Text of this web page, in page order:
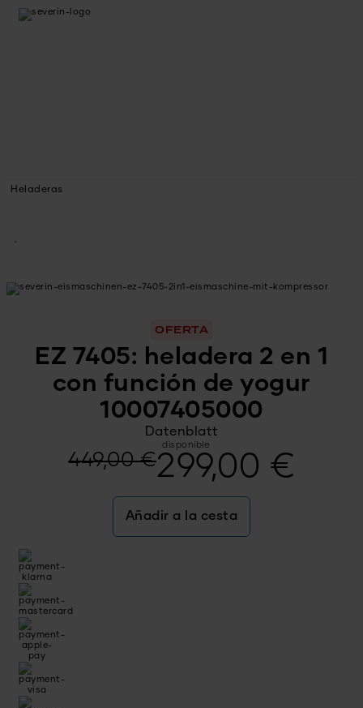
Heladeras
OFERTA
EZ 7405: heladera 2 en 1
con función de yogur
10007405000
Datenblatt
disponible
449,00€
El
precio
original
449,00 €.
299,00 €
El
precio
actual
299,00 €.
Añadir a la cesta